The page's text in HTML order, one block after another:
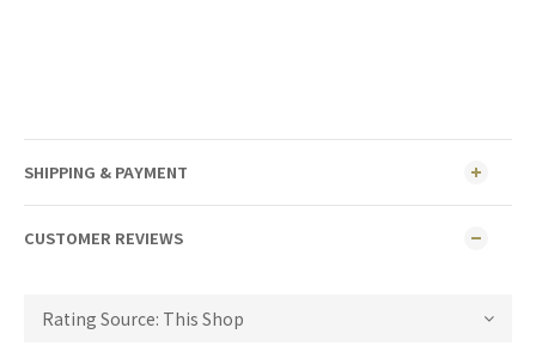
SHIPPING & PAYMENT
CUSTOMER REVIEWS